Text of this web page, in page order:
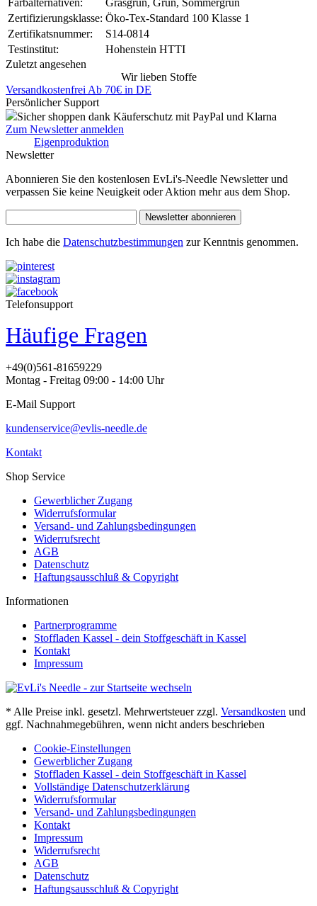
Farbalternativen:
Grasgrün, Grün, Sommergrün
Zertifizierungsklasse: Öko-Tex-Standard 100 Klasse 1
Zertifikatsnummer:
S14-0814
Testinstitut:
Hohenstein HTTI
Zuletzt angesehen
Wir lieben Stoffe
Versandkostenfrei Ab 70€ in DE
Persönlicher Support
Sicher shoppen dank Käuferschutz mit PayPal und Klarna
Zum Newsletter anmelden
Eigenproduktion
Newsletter
Abonnieren Sie den kostenlosen EvLi's-Needle Newsletter und
verpassen Sie keine Neuigkeit oder Aktion mehr aus dem Shop.
Newsletter abonnieren
Ich habe die Datenschutzbestimmungen zur Kenntnis genommen.
Telefonsupport
Häufige Fragen
+49(0)561-81659229
Montag - Freitag 09:00 - 14:00 Uhr
E-Mail Support
kundenservice@evlis-needle.de
Kontakt
Shop Service
Gewerblicher Zugang
Widerrufsformular
Versand- und Zahlungsbedingungen
Widerrufsrecht
AGB
Datenschutz
Haftungsausschluß & Copyright
Informationen
Partnerprogramme
Stoffladen Kassel - dein Stoffgeschäft in Kassel
Kontakt
Impressum
* Alle Preise inkl. gesetzl. Mehrwertsteuer zzgl. Versandkosten und
ggf. Nachnahmegebühren, wenn nicht anders beschrieben
Cookie-Einstellungen
Gewerblicher Zugang
Stoffladen Kassel - dein Stoffgeschäft in Kassel
Vollständige Datenschutzerklärung
Widerrufsformular
Versand- und Zahlungsbedingungen
Kontakt
Impressum
Widerrufsrecht
AGB
Datenschutz
Haftungsausschluß & Copyright